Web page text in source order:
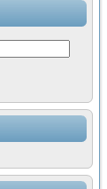
исследования
исследования
цифровой
ВАХ
сигналов -
с высоким